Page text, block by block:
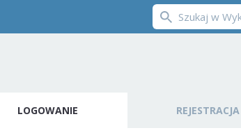
LOGOWANIE REJESTRACJA